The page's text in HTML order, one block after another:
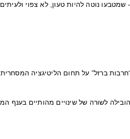
נוטה להיות טעון, לא צפוי
ברזל” על תחום הליטיגציה
לשורה של שינויים מהותיים בענף